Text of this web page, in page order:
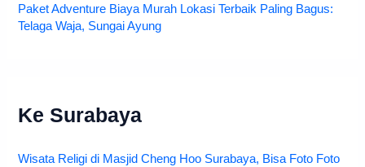
Paket Adventure Biaya Murah Lokasi Terbaik Paling Bagus:
Telaga Waja, Sungai Ayung
Ke Surabaya
Wisata Religi di Masjid Cheng Hoo Surabaya, Bisa Foto Foto